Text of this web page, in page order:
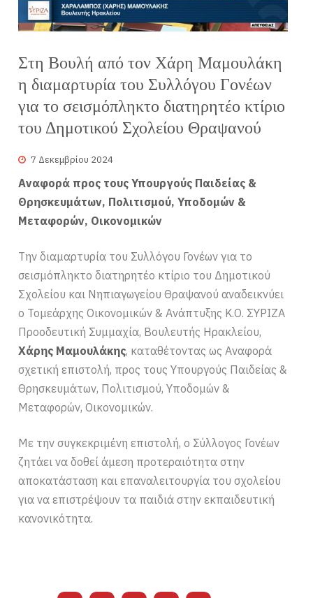
Στη Βουλή από τον Χάρη Μαμουλάκη
η διαμαρτυρία του Συλλόγου Γονέων
για το σεισμόπληκτο διατηρητέο κτίριο
του Δημοτικού Σχολείου Θραψανού
7 Δεκεμβρίου 2024
Αναφορά προς τους Υπουργούς Παιδείας &
Θρησκευμάτων, Πολιτισμού, Υποδομών &
Μεταφορών, Οικονομικών
Την διαμαρτυρία του Συλλόγου Γονέων για το
σεισμόπληκτο διατηρητέο κτίριο του Δημοτικού
Σχολείου και Νηπιαγωγείου Θραψανού αναδεικνύει
ο Τομεάρχης Οικονομικών & Ανάπτυξης Κ.Ο. ΣΥΡΙΖΑ
Προοδευτική Συμμαχία, Βουλευτής Ηρακλείου,
Χάρης Μαμουλάκης, καταθέτοντας ως Αναφορά
σχετική επιστολή, προς τους Υπουργούς Παιδείας &
Θρησκευμάτων, Πολιτισμού, Υποδομών &
Μεταφορών, Οικονομικών.
Με την συγκεκριμένη επιστολή, ο Σύλλογος Γονέων
ζητάει να δοθεί άμεση προτεραιότητα στην
αποκατάσταση και επαναλειτουργία του σχολείου
για να επιστρέψουν τα παιδιά στην εκπαιδευτική
κανονικότητα.